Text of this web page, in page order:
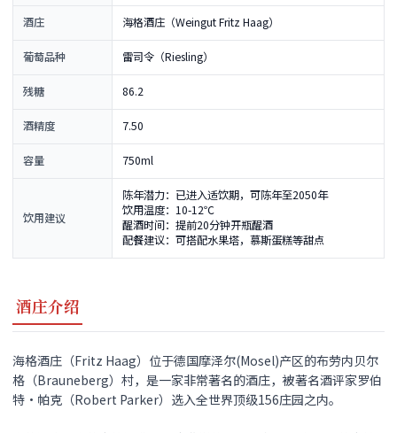
酒庄 海格酒庄（Weingut Fritz Haag）
葡萄品种 雷司令（Riesling）
残糖 86.2
酒精度 7.50
容量 750ml
饮用建议
陈年潜力：已进入适饮期，可陈年至2050年
饮用温度：10-12℃
醒酒时间：提前20分钟开瓶醒酒
配餐建议：可搭配水果塔，慕斯蛋糕等甜点
酒庄介绍
海格酒庄（Fritz Haag）位于德国摩泽尔(Mosel)产区的布劳内贝尔
格（Brauneberg）村，是一家非常著名的酒庄，被著名酒评家罗伯
特•帕克（Robert Parker）选入全世界顶级156庄园之内。